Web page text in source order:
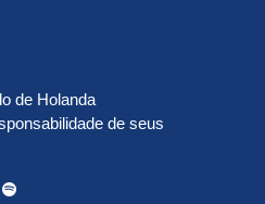
de Holanda
de seus